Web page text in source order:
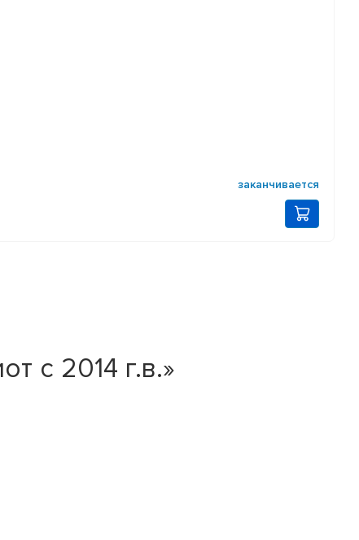
заканчивается
с 2014 г.в.»